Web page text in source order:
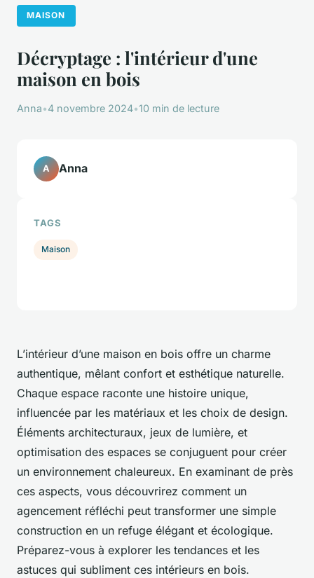
MAISON
Décryptage : l'intérieur d'une
maison en bois
Anna•4 novembre 2024•10 min de lecture
L’intérieur d’une maison en bois offre un charme
authentique, mêlant confort et esthétique naturelle.
Chaque espace raconte une histoire unique,
influencée par les matériaux et les choix de design.
Éléments architecturaux, jeux de lumière, et
optimisation des espaces se conjuguent pour créer
un environnement chaleureux. En examinant de près
ces aspects, vous découvrirez comment un
agencement réfléchi peut transformer une simple
construction en un refuge élégant et écologique.
Préparez-vous à explorer les tendances et les
astuces qui subliment ces intérieurs en bois.
A Anna
TAGS
Maison